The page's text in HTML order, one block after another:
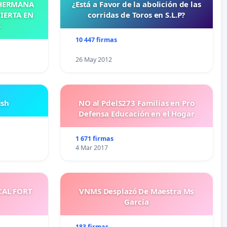
EN
¿Está a Favor de la abolición de las
corridas de Toros en S.L.P?
10 447 firmas
26 May 2012
NO al PdelS273 Familias en Pro
Defensa Educación en el Hogar
1 671 firmas
4 Mar 2017
FORT
VNMS Desplazó De Maestra Ms
García